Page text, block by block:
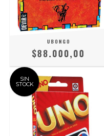
UBONGO
$88.000,00
SIN
STOCK